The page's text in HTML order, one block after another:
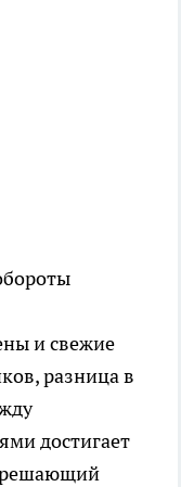
и свежие
разница в
достигает
решающий